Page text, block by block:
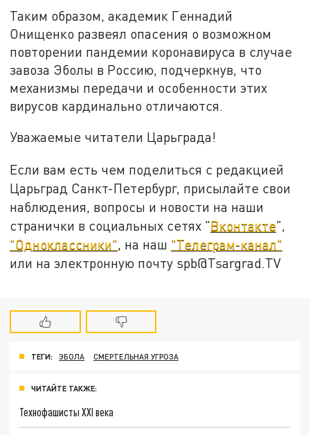
Таким образом, академик Геннадий
Онищенко развеял опасения о возможном
повторении пандемии коронавируса в случае
завоза Эболы в Россию, подчеркнув, что
механизмы передачи и особенности этих
вирусов кардинально отличаются.
Уважаемые читатели Царьграда!
Если вам есть чем поделиться с редакцией
Царьград Санкт-Петербург, присылайте свои
наблюдения, вопросы и новости на наши
странички в социальных сетях "Вконтакте",
"Одноклассники", на наш "Телеграм-канал"
или на электронную почту spb@Tsargrad.TV
ТЕГИ: ЭБОЛА СМЕРТЕЛЬНАЯ УГРОЗА
ЧИТАЙТЕ ТАКЖЕ:
Технофашисты XXI века